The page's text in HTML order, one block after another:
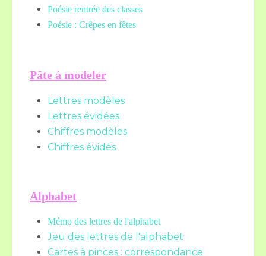
Poésie rentrée des classes
Poésie : Crêpes en fêtes
Pâte à modeler
Lettres modèles
Lettres évidées
Chiffres modèles
Chiffres évidés
Alphabet
Mémo des lettres de l'alphabet
Jeu des lettres de l'alphabet
Cartes à pinces : correspondance